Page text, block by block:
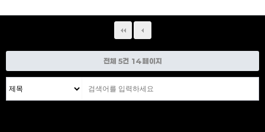
전체 5건 14 페이지